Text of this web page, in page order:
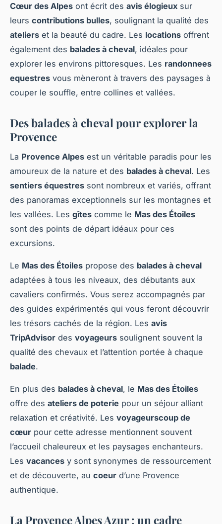
Cœur des Alpes ont écrit des avis élogieux sur
leurs contributions bulles, soulignant la qualité des
ateliers et la beauté du cadre. Les locations offrent
également des balades à cheval, idéales pour
explorer les environs pittoresques. Les randonnees
equestres vous mèneront à travers des paysages à
couper le souffle, entre collines et vallées.
Des balades à cheval pour explorer la
Provence
La Provence Alpes est un véritable paradis pour les
amoureux de la nature et des balades à cheval. Les
sentiers équestres sont nombreux et variés, offrant
des panoramas exceptionnels sur les montagnes et
les vallées. Les gîtes comme le Mas des Étoiles
sont des points de départ idéaux pour ces
excursions.
Le Mas des Étoiles propose des balades à cheval
adaptées à tous les niveaux, des débutants aux
cavaliers confirmés. Vous serez accompagnés par
des guides expérimentés qui vous feront découvrir
les trésors cachés de la région. Les avis
TripAdvisor des voyageurs soulignent souvent la
qualité des chevaux et l’attention portée à chaque
balade.
En plus des balades à cheval, le Mas des Étoiles
offre des ateliers de poterie pour un séjour alliant
relaxation et créativité. Les voyageurscoup de
cœur pour cette adresse mentionnent souvent
l’accueil chaleureux et les paysages enchanteurs.
Les vacances y sont synonymes de ressourcement
et de découverte, au coeur d’une Provence
authentique.
La Provence Alpes Azur : un cadre